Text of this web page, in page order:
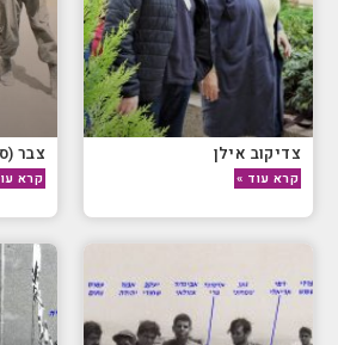
צדיקוב אילן
קרא עוד »
צבר
קרא